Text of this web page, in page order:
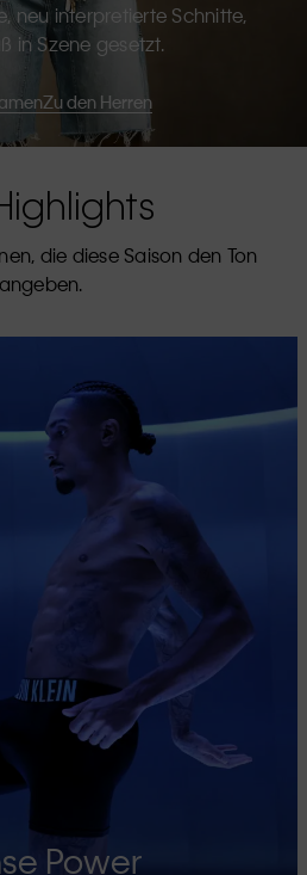
neu interpretierte Schnitte,
in Szene gesetzt.
Zu den Herren
die diese Saison den Ton
angeben.
Power